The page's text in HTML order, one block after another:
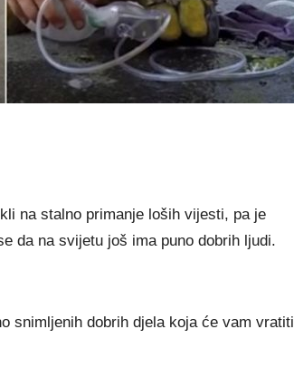
na stalno primanje loših vijesti, pa je
da na svijetu još ima puno dobrih ljudi.
snimljenih dobrih djela koja će vam vratiti